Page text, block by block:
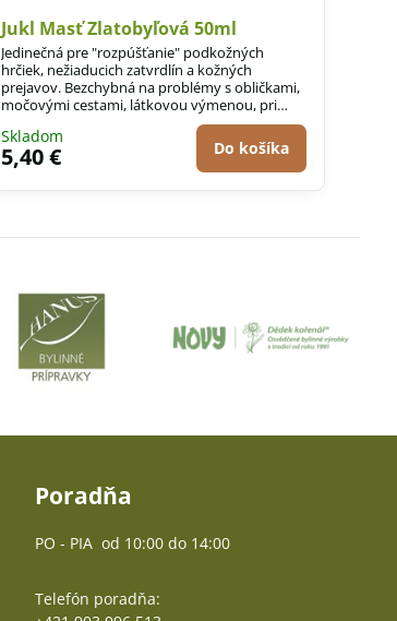
Jukl Masť Zlatobyľová 50ml
Jedinečná pre "rozpúšťanie" podkožných
hrčiek, nežiaducich zatvrdlín a kožných
prejavov. Bezchybná na problémy s obličkami,
močovými cestami, látkovou výmenou, pri
reumatizme, dne, bronchitíde, astme, ...
Skladom
5,40 € Do košíka
Poradňa
PO - PIA od 10:00 do 14:00
Telefón poradňa: